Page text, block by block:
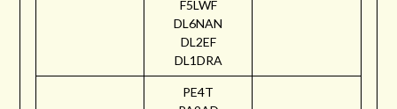
F5LWF
DL6NAN
DL2EF
DL1DRA
PE4T